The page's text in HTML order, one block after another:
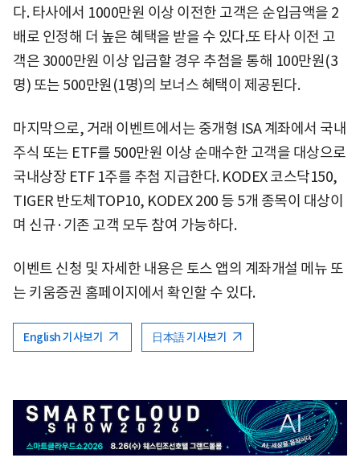
다. 타사에서 1000만원 이상 이전한 고객은 순입금액을 2
배로 인정해 더 높은 혜택을 받을 수 있다.또 타사 이전 고
객은 3000만원 이상 입금할 경우 추첨을 통해 100만원(3
명) 또는 500만원(1명)의 보너스 혜택이 제공된다.
마지막으로, 거래 이벤트에서는 중개형 ISA 계좌에서 국내
주식 또는 ETF를 500만원 이상 순매수한 고객을 대상으로
국내상장 ETF 1주를 추첨 지급한다. KODEX 코스닥150,
TIGER 반도체TOP10, KODEX 200 등 5개 종목이 대상이
며 신규·기존 고객 모두 참여 가능하다.
이벤트 신청 및 자세한 내용은 토스 앱의 계좌개설 메뉴 또
는 키움증권 홈페이지에서 확인할 수 있다.
English 기사보기 日本語 기사보기